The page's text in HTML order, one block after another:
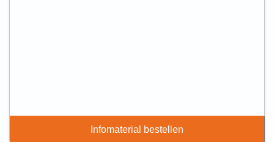
Infomaterial bestellen